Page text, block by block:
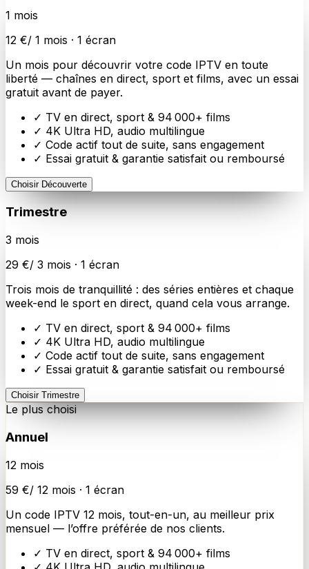
1 mois
12 €/ 1 mois · 1 écran
Un mois pour découvrir votre code IPTV en toute
liberté — chaînes en direct, sport et films, avec un essai
gratuit avant de payer.
✓ TV en direct, sport & 94 000+ films
✓ 4K Ultra HD, audio multilingue
✓ Code actif tout de suite, sans engagement
✓ Essai gratuit & garantie satisfait ou remboursé
Choisir Découverte
Trimestre
3 mois
29 €/ 3 mois · 1 écran
Trois mois de tranquillité : des séries entières et chaque
week-end le sport en direct, quand cela vous arrange.
✓ TV en direct, sport & 94 000+ films
✓ 4K Ultra HD, audio multilingue
✓ Code actif tout de suite, sans engagement
✓ Essai gratuit & garantie satisfait ou remboursé
Choisir Trimestre
Le plus choisi
Annuel
12 mois
59 €/ 12 mois · 1 écran
Un code IPTV 12 mois, tout-en-un, au meilleur prix
mensuel — l’offre préférée de nos clients.
✓ TV en direct, sport & 94 000+ films